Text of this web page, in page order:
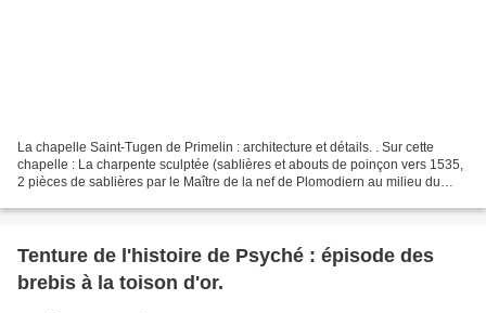
La chapelle Saint-Tugen de Primelin : architecture et détails. . Sur cette
chapelle : La charpente sculptée (sablières et abouts de poinçon vers 1535,
2 pièces de sablières par le Maître de la nef de Plomodiern au milieu du
Tenture de l'histoire de Psyché : épisode des
brebis à la toison d'or.